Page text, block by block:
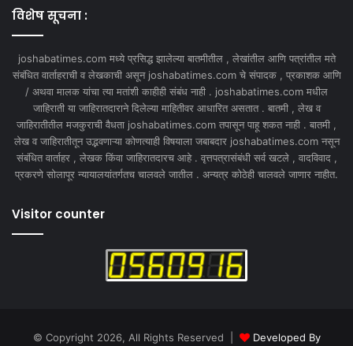
विशेष सूचना :
joshabatimes.com मध्ये प्रसिद्ध झालेल्या बातमीतील , लेखांतील आणि पत्रांतील मते
संबंधित वार्ताहराची व लेखकाची असून joshabatimes.com चे संपादक , प्रकाशक आणि
/ अथवा मालक यांचा त्या मतांशी काहीही संबंध नाही . joshabatimes.com मधील
जाहिराती या जाहिरातदाराने दिलेल्या माहितीवर आधारित असतात . बातमी , लेख व
जाहिरातीतील मजकुराची वैधता joshabatimes.com तपासून पाहू शकत नाही . बातमी ,
लेख व जाहिरातीतून उद्भवणाऱ्या कोणत्याही विषयाला जबाबदार joshabatimes.com नसून
संबंधित वार्ताहर , लेखक किंवा जाहिरातदारच आहे . वृत्तपत्रासंबंधी सर्व खटले , वादविवाद ,
प्रकरणे सोलापूर न्यायालयांतर्गतच चालवले जातील . अन्यत्र कोठेही चालवले जाणार नाहीत.
Visitor counter
© Copyright 2026, All Rights Reserved | Developed By